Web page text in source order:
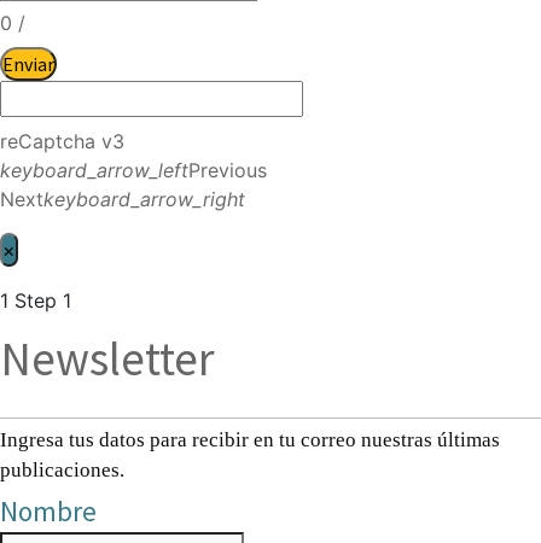
0 /
Enviar
reCaptcha v3
keyboard_arrow_leftPrevious
Nextkeyboard_arrow_right
×
1 Step 1
Newsletter
Ingresa tus datos para recibir en tu correo nuestras últimas
publicaciones.
Nombre